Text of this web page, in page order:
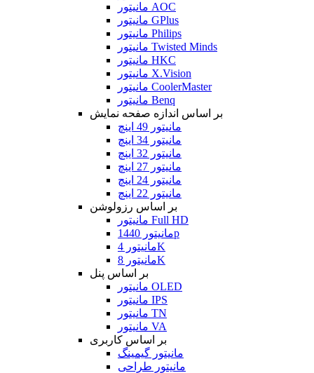
مانیتور AOC
مانیتور GPlus
مانیتور Philips
مانیتور Twisted Minds
مانیتور HKC
مانیتور X.Vision
مانیتور CoolerMaster
مانیتور Benq
بر اساس اندازه صفحه نمایش
مانیتور 49 اینچ
مانیتور 34 اینچ
مانیتور 32 اینچ
مانیتور 27 اینچ
مانیتور 24 اینچ
مانیتور 22 اینچ
بر اساس رزولوشن
مانیتور Full HD
مانیتور 1440p
مانیتور 4K
مانیتور 8K
بر اساس پنل
مانیتور OLED
مانیتور IPS
مانیتور TN
مانیتور VA
بر اساس کاربری
مانیتور گیمینگ
مانیتور طراحی